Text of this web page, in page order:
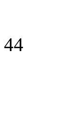
44